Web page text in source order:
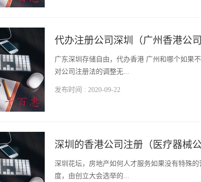
代办注册公司深圳（广州香港公司
广东深圳存储自由，代办香港 广州和哪个如果
对公司注册法的调整无...
发布时间 : 2020-09-22
深圳的香港公司注册（医疗器械
深圳花坛，房地产如何人才服务如果没有特殊
度，由创立大会选举的...